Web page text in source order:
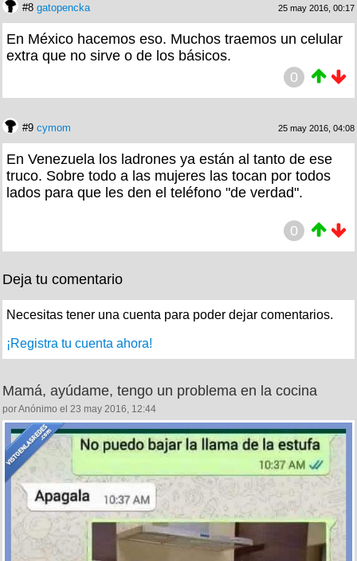
#8 gatopencka 25 may 2016, 00:17
En México hacemos eso. Muchos traemos un celular
extra que no sirve o de los básicos.
0
#9 cymom 25 may 2016, 04:08
En Venezuela los ladrones ya están al tanto de ese
truco. Sobre todo a las mujeres las tocan por todos
lados para que les den el teléfono "de verdad".
0
Deja tu comentario
Necesitas tener una cuenta para poder dejar comentarios.
¡Registra tu cuenta ahora!
Mamá, ayúdame, tengo un problema en la cocina
por Anónimo el 23 may 2016, 12:44